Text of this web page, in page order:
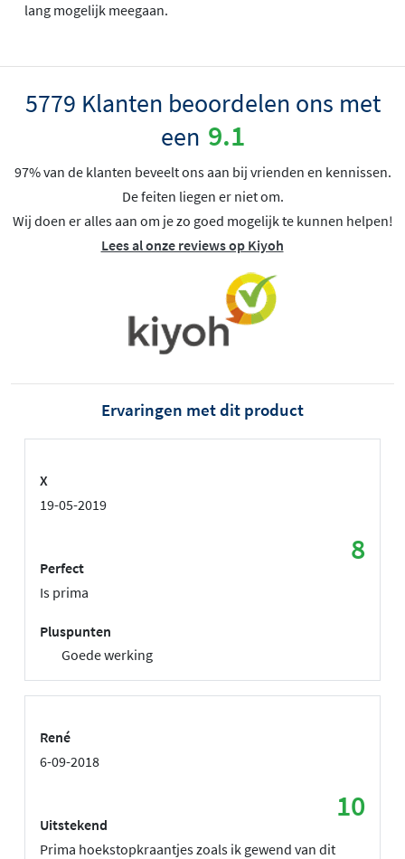
lang mogelijk meegaan.
5779 Klanten beoordelen ons met
een 9.1
97% van de klanten beveelt ons aan bij vrienden en kennissen.
De feiten liegen er niet om.
Wij doen er alles aan om je zo goed mogelijk te kunnen helpen!
Lees al onze reviews op Kiyoh
Ervaringen met dit product
X
19-05-2019
8
Perfect
Is prima
Pluspunten
Goede werking
René
6-09-2018
10
Uitstekend
Prima hoekstopkraantjes zoals ik gewend van dit